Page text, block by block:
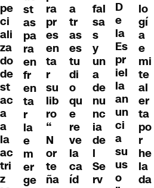
pe
ci
ali
za
do
de
st
ac
a
a
la
ac
tri
z
st
as
pa
ra
en
fr
en
ta
r
la
e
m
er
ge
ra
pr
es
en
ta
r
su
lib
ro
“
N
or
te
ña
a
tr
as
es
tu
di
o
qu
e
re
ve
la
ca
íd
fal
sa
s
y
un
a
de
nu
nc
ia
de
l
Se
rv
D
e
la
Es
pr
iel
la
an
un
ci
a
su
us
o
lo
gí
a
e
mi
te
al
er
ta
po
r
he
la
da